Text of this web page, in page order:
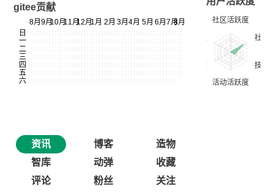
gitee贡献
资讯 博客
造物
智库
动弹
收藏
评论
粉丝 关注